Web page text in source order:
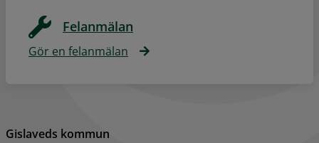
Felanmälan
Gör en felanmälan
Gislaveds kommun